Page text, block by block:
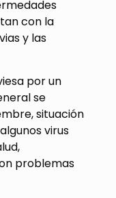
con la
y las
por un
se
situación
virus
problemas